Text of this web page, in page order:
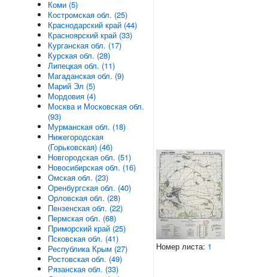
Номер листа: 1
Коми (5)
Костромская обл. (25)
Краснодарский край (44)
Красноярский край (33)
Курганская обл. (17)
Курская обл. (28)
Липецкая обл. (11)
Магаданская обл. (9)
Марий Эл (5)
Мордовия (4)
Москва и Московская обл.
(93)
Мурманская обл. (18)
Нижегородская
(Горьковская) (46)
Новгородская обл. (51)
Новосибирская обл. (16)
Омская обл. (23)
Оренбургская обл. (40)
Орловская обл. (28)
Пензенская обл. (22)
Пермская обл. (68)
Приморский край (25)
Псковская обл. (41)
Республика Крым (27)
Ростовская обл. (49)
Рязанская обл. (33)